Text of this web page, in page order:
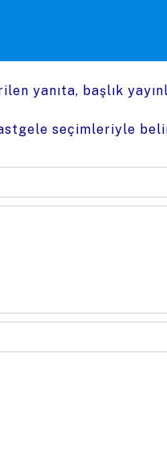
yanıta, başlık
seçimleriyle